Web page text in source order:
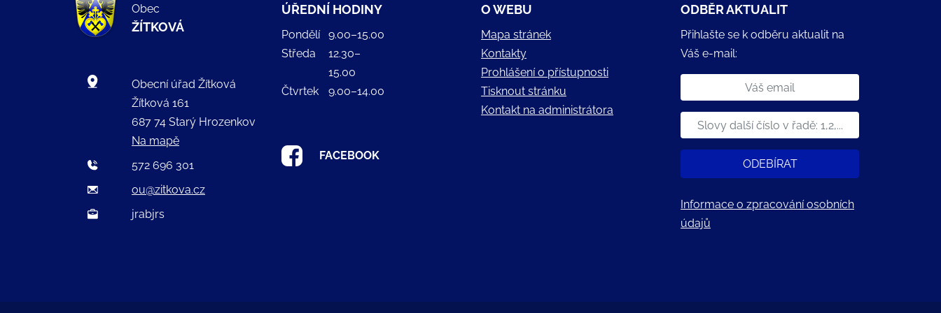
Obec
ŽÍTKOVÁ
Obecní úřad Žítková
Žítková 161
687 74 Starý Hrozenkov
Na mapě
572 696 301
ou@zitkova.cz
jrabjrs
ÚŘEDNÍ HODINY
Pondělí
9.00–15.00
Středa
12.30–
15.00
Čtvrtek
9.00–14.00
FACEBOOK
O WEBU
Mapa stránek
Kontakty
Prohlášení o přístupnosti
Tisknout stránku
Kontakt na administrátora
ODBĚR AKTUALIT
Přihlašte se k odběru aktualit na
Váš e-mail:
ODEBÍRAT
Informace o zpracování osobních
údajů